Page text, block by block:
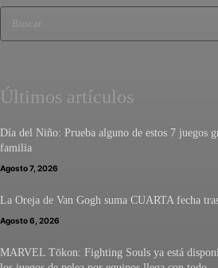
Buscar
Últimos artículos
Día del Niño: Prueba alguno de estos 7 juegos
familia
Agosto 7, 2026
La Oreja de Van Gogh suma CUARTA fecha
Agosto 6, 2026
MARVEL Tōkon: Fighting Souls ya está